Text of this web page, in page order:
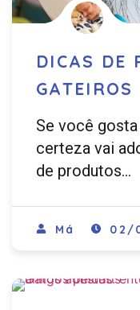
DICAS DE
Se você
certeza vai
de produtos…
Má 02/